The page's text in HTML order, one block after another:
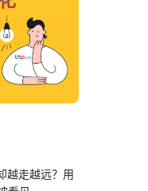
越走越远？用